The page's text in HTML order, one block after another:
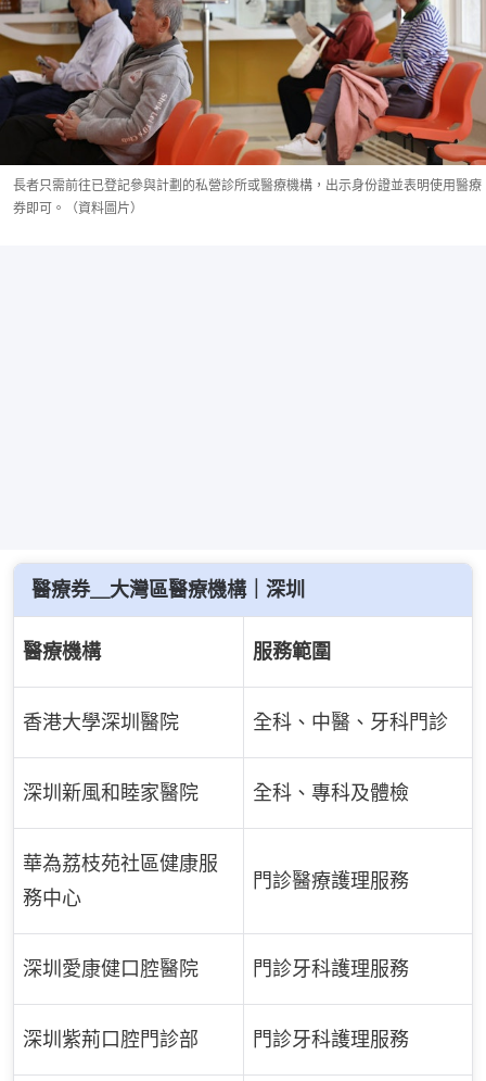
長者只需前往已登記參與計劃的私營診所或醫療機構，出示身份證並表明使用醫療
券即可。（資料圖片）
醫療券＿大灣區醫療機構｜深圳
醫療機構 服務範圍
香港大學深圳醫院 全科、中醫、牙科門診
深圳新風和睦家醫院 全科、專科及體檢
華為荔枝苑社區健康服
務中心
門診醫療護理服務
深圳愛康健口腔醫院 門診牙科護理服務
深圳紫荊口腔門診部 門診牙科護理服務